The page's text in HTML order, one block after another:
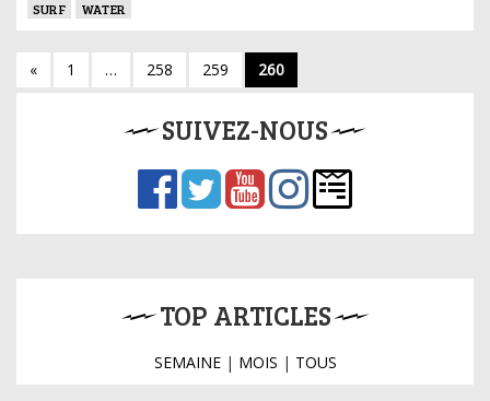
SURF WATER
« 1 … 258 259 260
SUIVEZ-NOUS
TOP ARTICLES
SEMAINE| MOIS | TOUS